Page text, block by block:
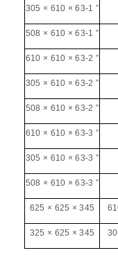
305 × 610 × 63-1 ”
508 × 610 × 63-1 ”
610 × 610 × 63-2 ”
305 × 610 × 63-2 ”
508 × 610 × 63-2 ”
610 × 610 × 63-3 ”
305 × 610 × 63-3 ”
508 × 610 × 63-3 ”
625 × 625 × 345
325 × 625 × 345